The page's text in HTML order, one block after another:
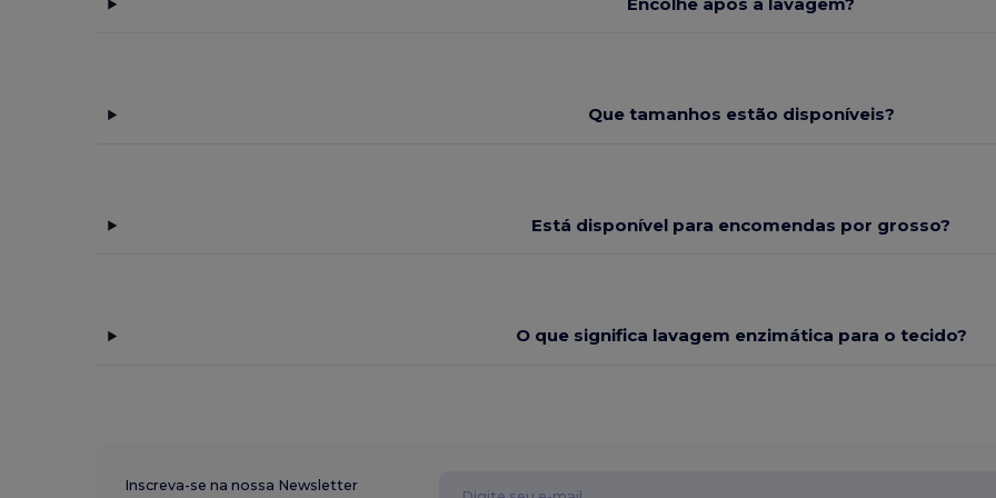
Que tamanhos estão disponíveis?
Está disponível para encomendas por grosso?
O que significa lavagem enzimática para o tecido?
Inscreva-se na nossa Newsletter